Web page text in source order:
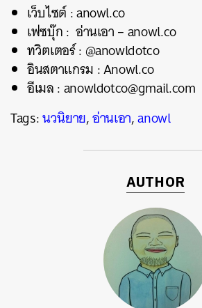
เว็บไซต์ : anowl.co
เฟซบุ๊ก : อ่านเอา – anowl.co
ทวิตเตอร์ : @anowldotco
อินสตาแกรม : Anowl.co
อีเมล : anowldotco@gmail.com
Tags:นวนิยาย,อ่านเอา,anowl
AUTHOR